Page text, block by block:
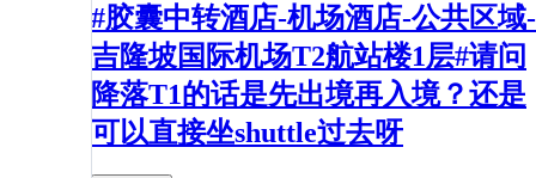
#胶囊中转酒店-机场酒店-公共区域-
吉隆坡国际机场T2航站楼1层#请问
降落T1的话是先出境再入境？还是
可以直接坐shuttle过去呀